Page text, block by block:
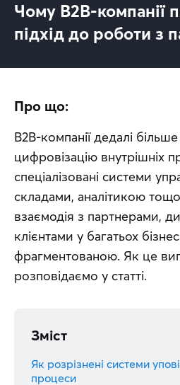
Чому B2B-компанії
підхід до роботи з
Про що:
B2B-компанії дедалі
цифровізацію внутрішніх
спеціалізовані системи
складами, аналітикою
взаємодія з партнерами,
клієнтами у багатьох
фрагментованою. Як це
розповідаємо у статті.
Зміст
Як розрізнені системи
процеси